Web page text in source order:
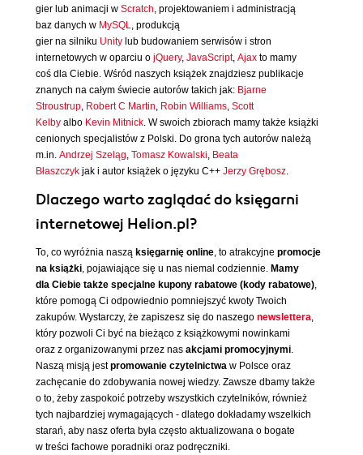
gier lub animacji w Scratch, projektowaniem i administracją
baz danych w MySQL, produkcją
gier na silniku Unity lub budowaniem serwisów i stron
internetowych w oparciu o jQuery, JavaScript, Ajax to mamy
coś dla Ciebie. Wśród naszych książek znajdziesz publikacje
znanych na całym świecie autorów takich jak: Bjarne
Stroustrup, Robert C Martin, Robin Williams, Scott
Kelby albo Kevin Mitnick. W swoich zbiorach mamy także książki
cenionych specjalistów z Polski. Do grona tych autorów należą
m.in. Andrzej Szeląg, Tomasz Kowalski, Beata
Błaszczyk jak i autor książek o języku C++ Jerzy Grębosz.
Dlaczego warto zaglądać do księgarni
internetowej Helion.pl?
To, co wyróżnia naszą księgarnię online, to atrakcyjne promocje
na książki, pojawiające się u nas niemal codziennie. Mamy
dla Ciebie także specjalne kupony rabatowe (kody rabatowe),
które pomogą Ci odpowiednio pomniejszyć kwoty Twoich
zakupów. Wystarczy, że zapiszesz się do naszego newslettera,
który pozwoli Ci być na bieżąco z książkowymi nowinkami
oraz z organizowanymi przez nas akcjami promocyjnymi.
Naszą misją jestpromowanie czytelnictwa w Polsce oraz
zachęcanie do zdobywania nowej wiedzy. Zawsze dbamy także
o to, żeby zaspokoić potrzeby wszystkich czytelników, również
tych najbardziej wymagających - dlatego dokładamy wszelkich
starań, aby nasz oferta była często aktualizowana o bogate
w treści fachowe poradniki oraz podręczniki.